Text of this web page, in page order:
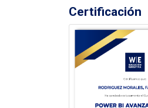
Certificación